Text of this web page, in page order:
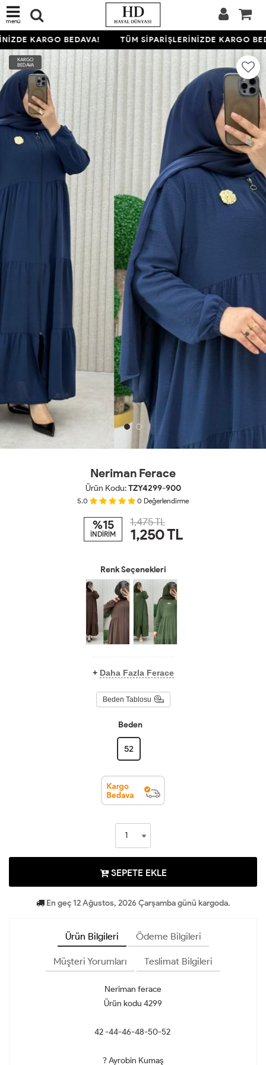
menü
KARGO BEDAVA! TÜM SİPARİŞLERİNİZDE KARGO
KARGO
BEDAVA
Neriman Ferace
Ürün Kodu:TZY4299-900
5.0 0 Değerlendirme
%15
İNDİRİM
1,475 TL
1,250TL
Renk Seçenekleri
+ Daha Fazla Ferace
Beden Tablosu
Beden
52
SEPETE EKLE
En geç 12 Ağustos, 2026 Çarşamba günü kargoda.
Ürün Bilgileri Ödeme Bilgileri
Müşteri Yorumları Teslimat Bilgileri
Neriman ferace
Ürün kodu 4299
42 -44-46-48-50-52
? Ayrobin Kumaş